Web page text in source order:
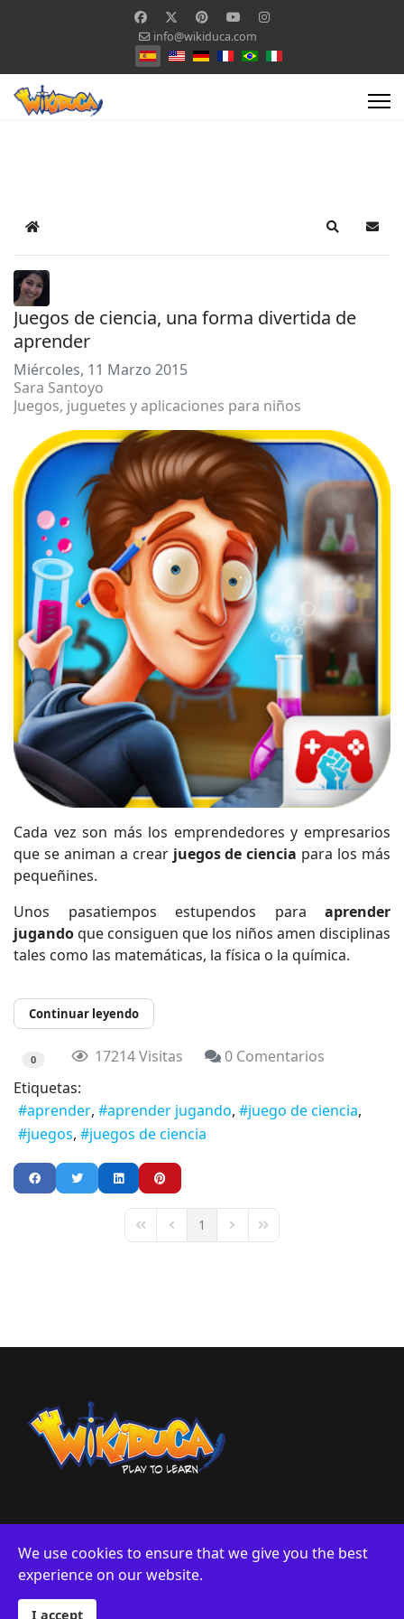
info@wikiduca.com
Seleccione su idioma
Home Search
Juegos de ciencia, una forma divertida de
aprender
Miércoles, 11 Marzo 2015
Sara Santoyo
Juegos, juguetes y aplicaciones para niños
Cada vez son más los emprendedores y empresarios
que se animan a crear juegos de ciencia para los más
pequeñines.
Unos pasatiempos estupendos para aprender
jugandoque consiguen que los niños amen disciplinas
tales como las matemáticas, la física o la química.
Continuar leyendo
0 17214 Visitas
0 Comentarios
Etiquetas:
aprender
aprender jugando
juego de ciencia
juegos
juegos de ciencia
First PagePrevious Page
1 Next PageLast Page
Sobre Nosotros
Privacidad
We use cookies to ensure that we give you the best
experience on our website.
I accept